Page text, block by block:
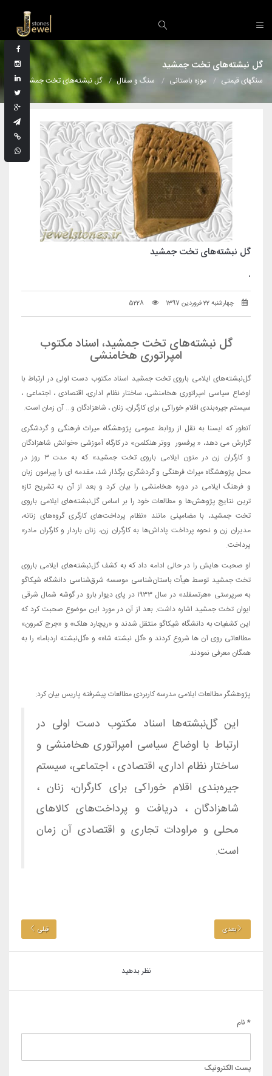
گل‌ نبشته‌های تخت‌ جمشید
سنگهای قیمتی موزه باستانی سنگ و سفال گل‌ نبشته‌های تخت‌ جمشید
گل‌ نبشته‌های تخت‌ جمشید
.
چهارشنبه 22 فروردین 1397 5228
گل‌ نبشته‌های تخت‌ جمشید، اسناد مکتوب
امپراتوری هخامنشی
گل‌نبشته‌های ایلامی باروی تخت جمشید اسناد مکتوب دست اولی در ارتباط با
اوضاع سیاسی امپراتوری هخامنشی، ساختار نظام اداری، اقتصادی ، اجتماعی ،
سیستم جیره‌بندی اقلام خوراکی برای کارگران، زنان ، شاهزادگان و... آن زمان است.
آنطور که ایسنا به نقل از روابط عمومی پژوهشگاه میراث فرهنگی و گردشگری
گزارش می دهد، « پرفسور ووتر هنکلمن» در کارگاه آموزشی «خوانش شاهزادگان
و کارگران زن در متون ایلامی باروی تخت جمشید» که به مدت ۳ روز در
محل پژوهشگاه میراث فرهنگی و گردشگری برگذار شد، مقدمه ای را پیرامون زبان
و فرهنگ ایلامی در دوره هخامنشی را بیان کرد و بعد از آن به تشریح تازه
ترین نتایج پژوهش‌ها و مطالعات خود را بر اساس گل‌نبشته‌های ایلامی باروی
تخت جمشید، با مضامینی مانند «نظام پرداخت‌های کارگری گروه‌های زنانه،
مدیران زن و نحوه پرداخت پاداش‌ها به کارگران زن، زنان باردار و کارگران مادر»
پرداخت.
او صحبت هایش را در حالی ادامه داد که به کشف گل‌نبشته‌های ایلامی باروی
تخت جمشید توسط هیأت باستان‌شناسی موسسه شرق‌شناسی دانشگاه شیکاگو
به سرپرستی «هرتسفلد» در سال ۱۹۳۳ در پای دیوار بارو در گوشه‌ شمال شرقی
ایوان تخت جمشید اشاره داشت. بعد از آن در مورد این موضوع صحبت کرد که
این کشفیات به دانشگاه شیکاگو منتقل شدند و «ریچارد هلک» و «جرج کمرون»
مطالعاتی روی آن ها شروع کردند و «گل نبشته شاه» و «گل‌نبشته اردباما» را به
همگان معرفی نمودند.
پژوهشگر مطالعات ایلامی مدرسه کاربردی مطالعات پیشرفته پاریس بیان کرد:
این گل‌نبشته‌ها اسناد مکتوب دست اولی در
ارتباط با اوضاع سیاسی امپراتوری هخامنشی و
ساختار نظام اداری، اقتصادی ، اجتماعی، سیستم
جیره‌بندی اقلام خوراکی برای کارگران، زنان ،
شاهزادگان ، دریافت و پرداخت‌های کالاهای
محلی و مراودات تجاری و اقتصادی آن زمان
است.
بعدی قبلی
نظر بدهید
* نام
پست الکترونیک